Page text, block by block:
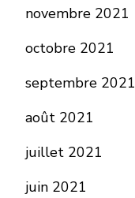
novembre 2021
octobre 2021
septembre 2021
août 2021
juillet 2021
juin 2021